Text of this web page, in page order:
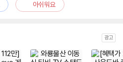
아쉬워요
광고